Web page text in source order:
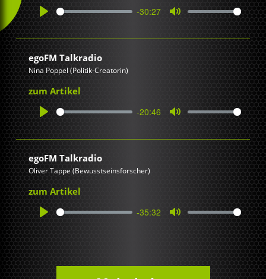
-30:27
egoFM Talkradio
Nina Poppel (Politik-Creatorin)
zum Artikel
-20:46
egoFM Talkradio
Oliver Tappe (Bewusstseinsforscher)
zum Artikel
-35:32